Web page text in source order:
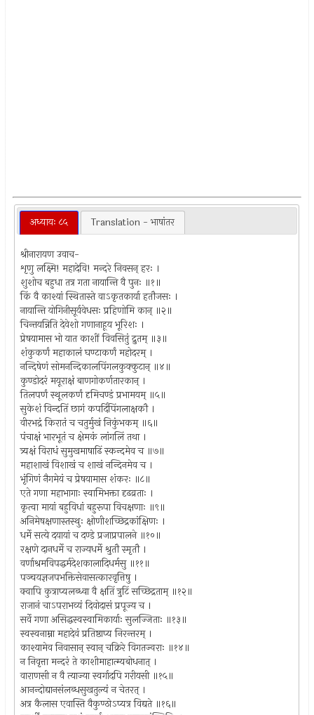
अध्यायः ८५ Translation - भाषांतर
श्रीनारायण उवाच-
शृणु लक्ष्मि! महादेवि! मन्दरे निवसन् हरः ।
शुशोच बहुधा तत्र गता नायान्ति वै पुनः ॥१॥
किं वै काश्यां स्थितास्ते वाऽकृतकार्या हतौजसः ।
नायान्ति योगिनीसूर्यवेधसः प्रहिणोमि कान् ॥२॥
चिन्तयन्निति देवेशो गणानाहूय भूरिशः ।
प्रेषयामास भो यात काशीं विवसितुं द्रुतम् ॥३॥
शंकुकर्णं महाकालं घण्टाकर्णं महोदरम् ।
नन्दिषेणं सोमनन्दिकालपिंगलकुक्कुटान् ॥४॥
कुण्डोदरं मयूराक्षं बाणगोकर्णतारकान् ।
तिलपर्णं स्थूलकर्णं दृमिचण्डं प्रभामयम् ॥५॥
सुकेशं विन्दतिं छागं कपर्दिपिंगलाक्षकौ ।
वीरभद्रं किरातं च चतुर्मुखं निकुंभकम् ॥६॥
पंचाक्षं भारभूतं च क्षेमकं लांगलिं तथा ।
त्र्यक्षं विराधं सुमुखमाषाढिं स्कन्दमेव च ॥७॥
महाशाखं विशाखं च शाखं नन्दिनमेव च ।
भृंगिणं नैगमेयं च प्रेषयामास शंकरः ॥८॥
एते गणा महाभागाः स्वामिभक्ता दृढव्रताः ।
कृत्वा मायां बहुविधां बहुरूपा विचक्षणाः ॥९॥
अनिमेषक्षणास्तस्थुः क्षोणीशच्छिद्रकांक्षिणः ।
धर्मे सत्ये दयायां च दण्डे प्रजाप्रपालने ॥१०॥
रक्षणे दानधर्मे च राज्यधर्मे श्रुतौ स्मृतौ ।
वर्णाश्रमविपद्धर्मदेशकालादिधर्मसु ॥११॥
पञ्चयज्ञजपभक्तिसेवासत्कारवृत्तिषु ।
क्वापि कुत्राप्यलब्ध्वा वै क्षतिं त्रुटिं सच्छिद्रताम् ॥१२॥
राजानं चाऽपराभव्यं दिवोदासं प्रपूज्य च ।
सर्वे गणा असिद्धस्वस्वामिकार्याः सुलज्जिताः ॥१३॥
स्वस्वनाम्ना महादेवं प्रतिष्ठाप्य निरन्तरम् ।
काश्यामेव निवासान् स्वान् चक्रिरे विगतज्वराः ॥१४॥
न निवृत्ता मन्दरं ते काशीमाहात्म्यबोधनात् ।
वाराणसी न वै त्याज्या स्वर्गादपि गरीयसी ॥१५॥
आनन्दोद्यानसंलब्धसुखतुल्यं न चेतरत् ।
अत्र कैलास एवास्ति वैकुण्ठोऽप्यत्र विद्यते ॥१६॥